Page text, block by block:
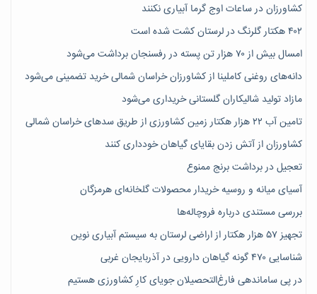
کشاورزان در ساعات اوج گرما آبیاری نکنند
۴۰۲ هکتار گلرنگ در لرستان کشت شده است
امسال بیش از ۷۰ هزار تن پسته در رفسنجان برداشت می‌شود
دانه‌های روغنی کاملینا از کشاورزان خراسان شمالی خرید تضمینی می‌شود
مازاد تولید شالیکاران گلستانی خریداری می‌شود
تامین آب ۲۲ هزار هکتار زمین کشاورزی از طریق سدهای خراسان شمالی
کشاورزان از آتش زدن بقایای گیاهان خودداری کنند
تعجیل در برداشت برنج ممنوع
آسیای میانه و روسیه خریدار محصولات گلخانه‌ای هرمزگان
بررسی مستندی درباره فروچاله‌ها
تجهیز ۵۷ هزار هکتار از اراضی لرستان به سیستم آبیاری نوین
شناسایی ۴۷٠ گونه گیاهان دارویی در آذربایجان غربی
در پی ساماندهی فارغ‌التحصیلان جویای کارِ کشاورزی هستیم